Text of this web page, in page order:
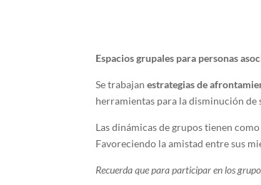
Espacios grupales para personas
Se trabajanestrategias de
herramientas para la disminución
Las dinámicas de grupos tienen
Favoreciendo la amistad entre sus
Recuerda que para participar en los